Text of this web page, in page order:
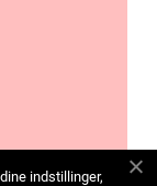
indstillinger,